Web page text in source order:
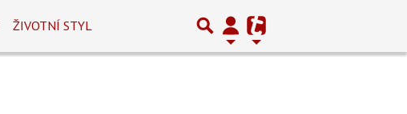
ŽIVOTNÍ STYL